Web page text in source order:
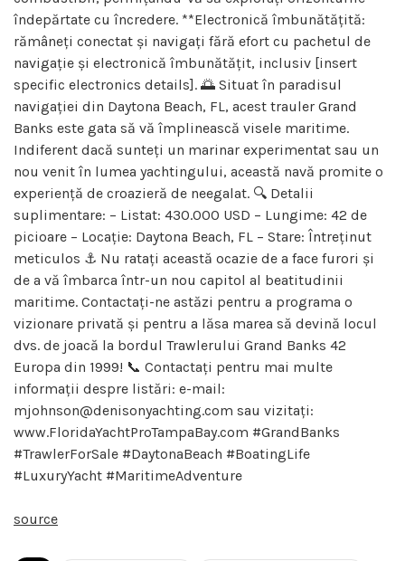
îndepărtate cu încredere. **Electronică îmbunătățită:
rămâneți conectat și navigați fără efort cu pachetul de
navigație și electronică îmbunătățit, inclusiv [insert
specific electronics details]. 🌅 Situat în paradisul
navigației din Daytona Beach, FL, acest trauler Grand
Banks este gata să vă împlinească visele maritime.
Indiferent dacă sunteți un marinar experimentat sau un
nou venit în lumea yachtingului, această navă promite o
experiență de croazieră de neegalat. 🔍 Detalii
suplimentare: – Listat: 430.000 USD – Lungime: 42 de
picioare – Locație: Daytona Beach, FL – Stare: Întreținut
meticulos ⚓ Nu ratați această ocazie de a face furori și
de a vă îmbarca într-un nou capitol al beatitudinii
maritime. Contactați-ne astăzi pentru a programa o
vizionare privată și pentru a lăsa marea să devină locul
dvs. de joacă la bordul Trawlerului Grand Banks 42
Europa din 1999! 📞 Contactați pentru mai multe
informații despre listări: e-mail:
mjohnson@denisonyachting.com sau vizitați:
www.FloridaYachtProTampaBay.com #GrandBanks
#TrawlerForSale #DaytonaBeach #BoatingLife
#LuxuryYacht #MaritimeAdventure
source